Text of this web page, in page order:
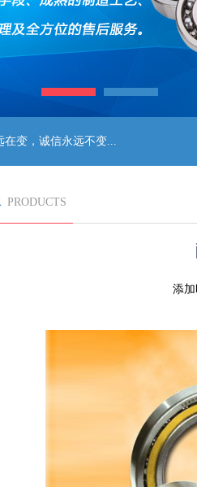
诚信永远不变...
PRODUCTS
添加